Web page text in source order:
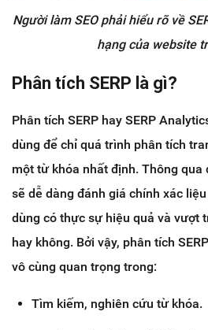
Người làm SEO phải hiểu rõ về
hạng của website
Phân tích SERP là gì?
Phân tích SERP hay SERP
dùng để chỉ quá trình phân tích
một từ khóa nhất định. Thông qua
sẽ dễ dàng đánh giá chính xác
dùng có thực sự hiệu quả và vượt
hay không. Bởi vậy, phân tích
vô cùng quan trọng trong:
Tìm kiếm, nghiên cứu từ khóa.